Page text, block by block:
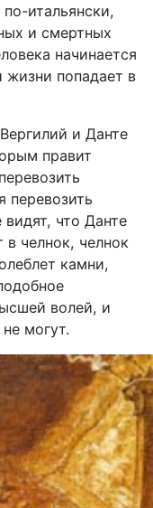
по-итальянски,
и смертных
начинается
жизни попадает в
и Данте
правит
перевозить
что Данте
челнок, челнок
камни,
волей, и
могут.